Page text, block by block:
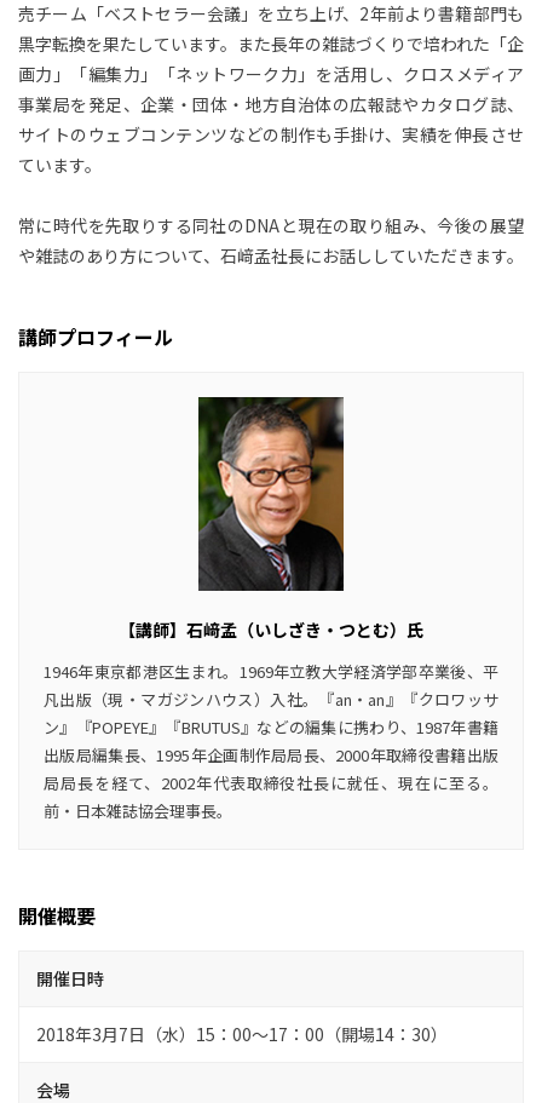
売チーム「ベストセラー会議」を立ち上げ、2年前より書籍部門も
黒字転換を果たしています。また長年の雑誌づくりで培われた「企
画力」「編集力」「ネットワーク力」を活用し、クロスメディア
事業局を発足、企業・団体・地方自治体の広報誌やカタログ誌、
サイトのウェブコンテンツなどの制作も手掛け、実績を伸長させ
ています。
常に時代を先取りする同社のDNAと現在の取り組み、今後の展望
や雑誌のあり方について、石﨑孟社長にお話ししていただきます。
講師プロフィール
【講師】石﨑孟（いしざき・つとむ）氏
1946年東京都港区生まれ。1969年立教大学経済学部卒業後、平
凡出版（現・マガジンハウス）入社。『an・an』『クロワッサ
ン』『POPEYE』『BRUTUS』などの編集に携わり、1987年書籍
出版局編集長、1995年企画制作局局長、2000年取締役書籍出版
局局長を経て、2002年代表取締役社長に就任、現在に至る。
前・日本雑誌協会理事長。
開催概要
開催日時
2018年3月7日（水）15：00～17：00（開場14：30）
会場